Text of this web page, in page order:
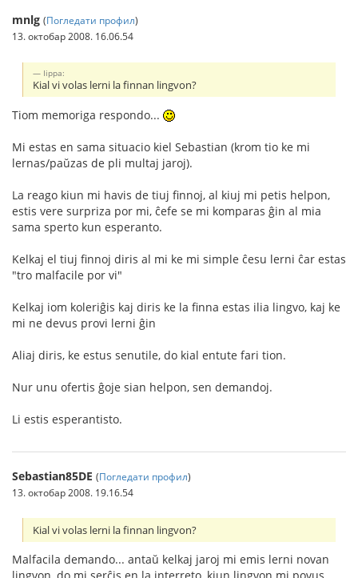
mnlg (Погледати профил)
13. октобар 2008. 16.06.54
Iippa:
Kial vi volas lerni la finnan lingvon?
Tiom memoriga respondo...
Mi estas en sama situacio kiel Sebastian (krom tio ke mi
lernas/paŭzas de pli multaj jaroj).
La reago kiun mi havis de tiuj finnoj, al kiuj mi petis helpon,
estis vere surpriza por mi, ĉefe se mi komparas ĝin al mia
sama sperto kun esperanto.
Kelkaj el tiuj finnoj diris al mi ke mi simple ĉesu lerni ĉar estas
"tro malfacile por vi"
Kelkaj iom koleriĝis kaj diris ke la finna estas ilia lingvo, kaj ke
mi ne devus provi lerni ĝin
Aliaj diris, ke estus senutile, do kial entute fari tion.
Nur unu ofertis ĝoje sian helpon, sen demandoj.
Li estis esperantisto.
Sebastian85DE (Погледати профил)
13. октобар 2008. 19.16.54
Kial vi volas lerni la finnan lingvon?
Malfacila demando... antaŭ kelkaj jaroj mi emis lerni novan